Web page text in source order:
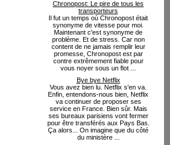
Chronopost: Le pire de tous les
transporteurs
Il fut un temps où Chronopost était
synonyme de vitesse pour moi.
Maintenant c'est synonyme de
problème. Et de stress. Car non
content de ne jamais remplir leur
promesse, Chronopost est par
contre extrêmement fiable pour
vous noyer sous un flot ...
Bye bye Netflix
Vous avez bien lu. Netflix s'en va.
Enfin, entendons-nous bien, Netflix
va continuer de proposer ses
service en France. Bien sûr. Mais
ses bureaux parisiens vont fermer
pour être transférés aux Pays Bas.
Ça alors... On imagine que du côté
du ministère ...